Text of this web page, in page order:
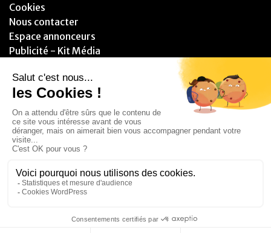
Cookies
Nous contacter
Espace annonceurs
Publicité - Kit Média
PARTENAIRES
© 2025 - Blitzzz Media - Assistant(e) Plus - Tous droits réservés.